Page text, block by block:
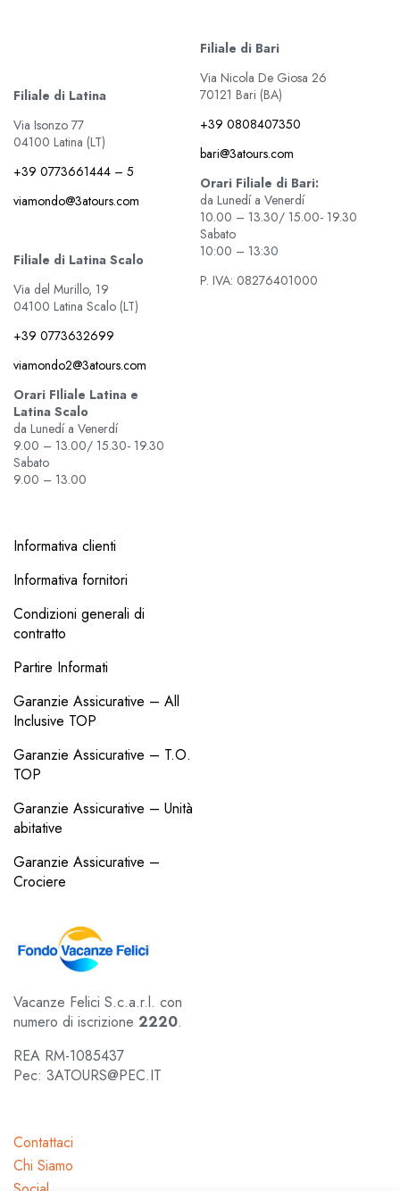
Filiale di Latina
Via Isonzo 77
04100 Latina (LT)
+39 0773661444 – 5
viamondo@3atours.com
Filiale di Latina Scalo
Via del Murillo, 19
04100 Latina Scalo (LT)
+39 0773632699
viamondo2@3atours.com
Orari FIliale Latina e
Latina Scalo
da Lunedí a Venerdí
9.00 – 13.00/ 15.30- 19.30
Sabato
9.00 – 13.00
Filiale di Bari
Via Nicola De Giosa 26
70121 Bari (BA)
+39 0808407350
bari@3atours.com
Orari Filiale di Bari:
da Lunedí a Venerdí
10.00 – 13.30/ 15.00- 19.30
Sabato
10:00 – 13:30
P. IVA: 08276401000
Informativa clienti
Informativa fornitori
Condizioni generali di
contratto
Partire Informati
Garanzie Assicurative – All
Inclusive TOP
Garanzie Assicurative – T.O.
TOP
Garanzie Assicurative – Unità
abitative
Garanzie Assicurative –
Crociere
Vacanze Felici S.c.a.r.l. con
numero di iscrizione 2220.
REA RM-1085437
Pec: 3ATOURS@PEC.IT
Contattaci
Chi Siamo